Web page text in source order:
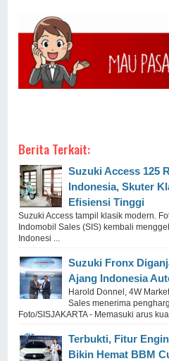
Berita Terkait:
Suzuki Access 125
Indonesia, Skuter
Efisiensi Tinggi
Suzuki Access tampil klasik modern.
Indomobil Sales (SIS) kembali
Indonesi ...
Suzuki Fronx
Ajang Indonesia
Harold Donnel, 4W
Sales menerima
Foto/SISJAKARTA - Memasuki arus kuat
Terbukti, Fitur
Bikin Hemat BBM